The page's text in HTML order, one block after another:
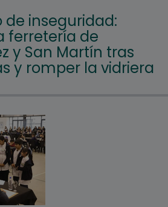
de inseguridad:
ferretería de
y San Martín tras
y romper la vidriera